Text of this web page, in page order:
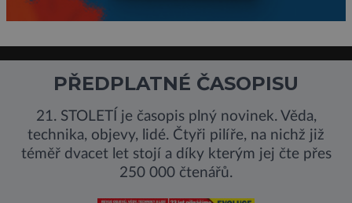
PŘEDPLATNÉ ČASOPISU
21. STOLETÍ je časopis plný novinek. Věda,
technika, objevy, lidé. Čtyři pilíře, na nichž již
téměř dvacet let stojí a díky kterým jej čte přes
250 000 čtenářů.